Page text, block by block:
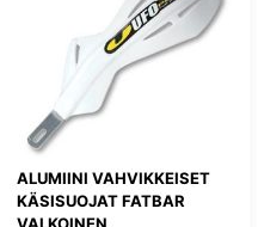
ALUMIINI VAHVIKKEISET
KÄSISUOJAT FATBAR